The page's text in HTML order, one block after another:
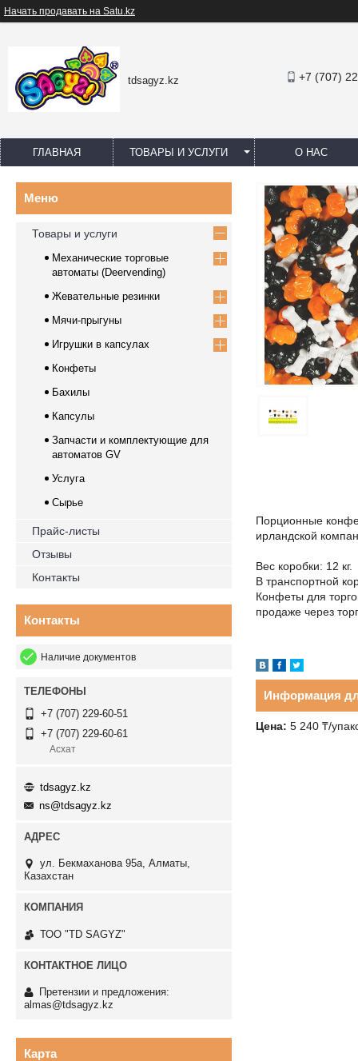
Начать продавать на Satu.kz
tdsagyz.kz +7 (707)
ГЛАВНАЯ ТОВАРЫ И УСЛУГИ О НАС
Порционные
ирландской
Вес коробки: 12 кг.
В транспортной
Конфеты для
продаже через
Информация
Цена: 5 240 ₸/
Товары и услуги
Механические торговые
автоматы (Deervending)
Жевательные резинки
Мячи-прыгуны
Игрушки в капсулах
Конфеты
Бахилы
Капсулы
Запчасти и комплектующие для
автоматов GV
Услуга
Сырье
Прайс-листы
Отзывы
Контакты
Контакты
Наличие документов
+7 (707) 229-60-51
+7 (707) 229-60-61
Асхат
tdsagyz.kz
ns@tdsagyz.kz
ул. Бекмаханова 95а, Алматы,
Казахстан
ТОО "TD SAGYZ"
Претензии и предложения:
almas@tdsagyz.kz
Карта